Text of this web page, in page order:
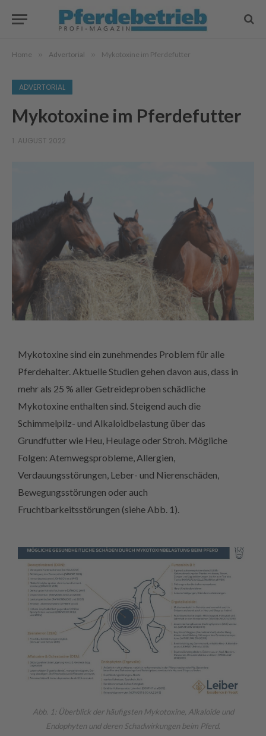
Home » Advertorial » Mykotoxine im Pferdefutter
ADVERTORIAL
Mykotoxine im Pferdefutter
1. AUGUST 2022
Mykotoxine sind ein zunehmendes Problem für alle
Pferdehalter. Aktuelle Studien gehen davon aus, dass in
mehr als 25 % aller Getreideproben schädliche
Mykotoxine enthalten sind. Steigend auch die
Schimmelpilz- und Alkaloidbelastung über das
Grundfutter wie Heu, Heulage oder Stroh. Mögliche
Folgen: Atemwegsprobleme, Allergien,
Verdauungsstörungen, Leber- und Nierenschäden,
Bewegungsstörungen oder auch
Fruchtbarkeitsstörungen (siehe Abb. 1).
Abb. 1: Überblick der häufigsten Mykotoxine, Alkaloide und
Endophyten und deren Schadwirkungen beim Pferd.